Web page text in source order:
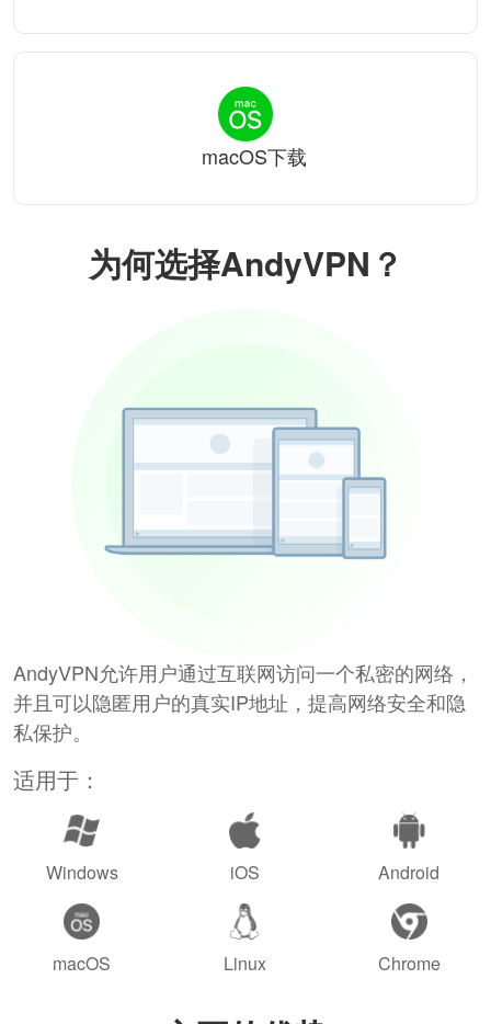
为何选择AndyVPN？
AndyVPN允许用户通过互联网访问一个私密的网络，
并且可以隐匿用户的真实IP地址，提高网络安全和隐
私保护。
适用于：
Windows iOS Android
macOS Linux Chrome
macOS下载